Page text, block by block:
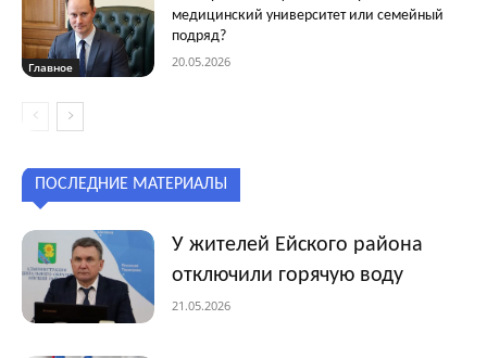
Главное
медицинский университет или семейный
подряд?
20.05.2026
ПОСЛЕДНИЕ МАТЕРИАЛЫ
У жителей Ейского района
отключили горячую воду
21.05.2026